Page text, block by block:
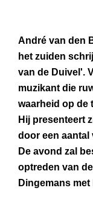
André van den
het zuiden
van de Duivel'.
muzikant die
waarheid op de
Hij presenteert
door een aantal
De avond zal
optreden van
Dingemans